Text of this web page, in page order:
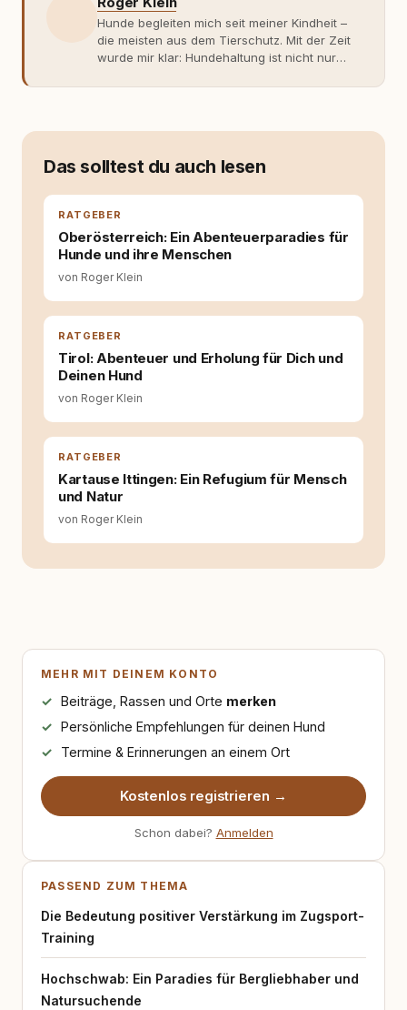
Hunde begleiten mich seit meiner Kindheit –
die meisten aus dem Tierschutz. Mit der Zeit
wurde mir klar: Hundehaltung ist nicht nur
Fachwissen. Der Wendepunkt kam mit meinem
moderner Hundeerziehung
entsteht echte Bindung dort, wo Verständnis
Wissen ersetzt – nicht umgekehrt. Aus dieser
Entwicklung entstand rundum.dog – ein
Wissens- und Serviceportal für
und der Schweiz. Meine Überzeugung:
Tierschutz beginnt mit Wissen. Wer seinen
Hund versteht, trifft bessere Entscheidungen –
für ein Zusammenleben, das beiden guttut.
Das solltest du auch lesen
RATGEBER
Oberösterreich: Ein Abenteuerparadies für
Hunde und ihre Menschen
von Roger Klein
RATGEBER
Tirol: Abenteuer und Erholung für Dich und
Deinen Hund
von Roger Klein
RATGEBER
Kartause Ittingen: Ein Refugium für Mensch
und Natur
von Roger Klein
MEHR MIT DEINEM KONTO
Beiträge, Rassen und Orte merken
Persönliche Empfehlungen für deinen Hund
Termine & Erinnerungen an einem Ort
Kostenlos registrieren →
Schon dabei? Anmelden
PASSEND ZUM THEMA
Die Bedeutung positiver Verstärkung im Zugsport-
Training
Hochschwab: Ein Paradies für Bergliebhaber und
Natursuchende